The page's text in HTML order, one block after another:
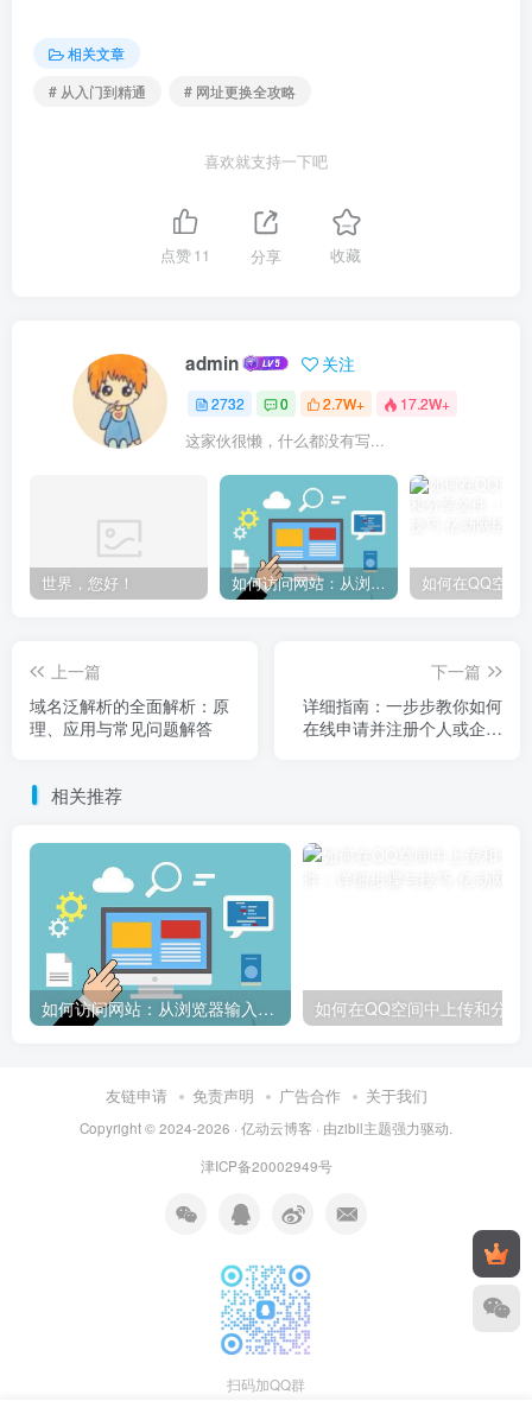
相关文章
# 从入门到精通
# 网址更换全攻略
喜欢就支持一下吧
点赞11 分享 收藏
admin 关注
2732 0 2.7W+ 17.2W+
这家伙很懒，什么都没有写...
世界，您好！ 如何访问网站：从浏览器输入到页面加载的完整步骤详解
上一篇
域名泛解析的全面解析：原
理、应用与常见问题解答
下一篇
详细指南：一步步教你如何
在线申请并注册个人或企业
相关推荐
如何访问网站：从浏览器输入到页面加载的完整步骤详解
友链申请 免责声明 广告合作 关于我们
Copyright © 2024-2026 · 亿动云博客 · 由zibll主题强力驱动.
津ICP备20002949号
扫码加QQ群